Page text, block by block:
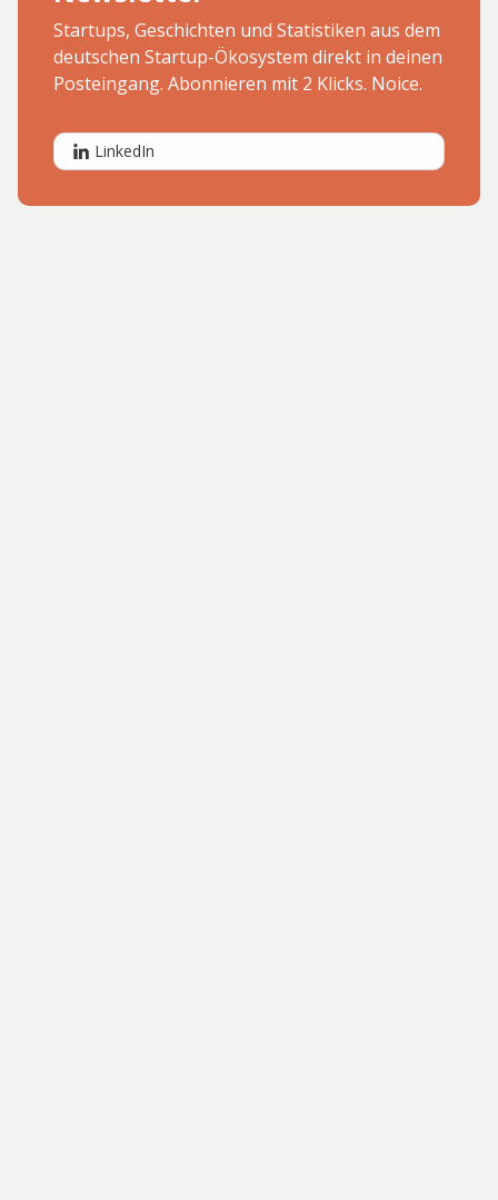
Startups, Geschichten und Statistiken aus dem
deutschen Startup-Ökosystem direkt in deinen
Posteingang. Abonnieren mit 2 Klicks. Noice.
LinkedIn